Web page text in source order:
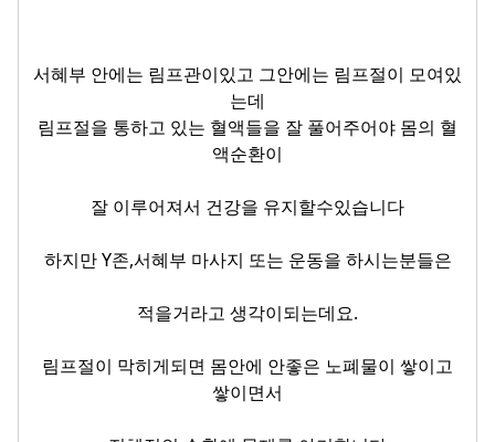
서혜부 안에는 림프관이있고 그안에는 림프절이 모여있
는데
림프절을 통하고 있는 혈액들을 잘 풀어주어야 몸의 혈
액순환이
잘 이루어져서 건강을 유지할수있습니다
하지만 Y존,서혜부 마사지 또는 운동을 하시는분들은
적을거라고 생각이되는데요.
림프절이 막히게되면 몸안에 안좋은 노폐물이 쌓이고
쌓이면서